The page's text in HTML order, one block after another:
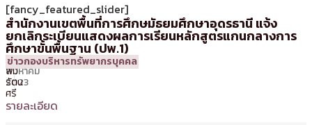
[fancy_featured_slider]
สำนักงานเขตพื้นที่การศึกษมัธยมศึกษาอุดรธานี แจ้ง
ยกเลิกระเบียนแสดงผลการเรียนหลักสูตรแกนกลางการ
ศึกษาขั้นพื้นฐาน (ปพ.1)
31
สิงหาคม
2023
15:34 น.
โดย
ศิร
พิม
รัตน
ศรี
ข่าวกองบริหารทรัพยากรบุคคล
รายละเอียด